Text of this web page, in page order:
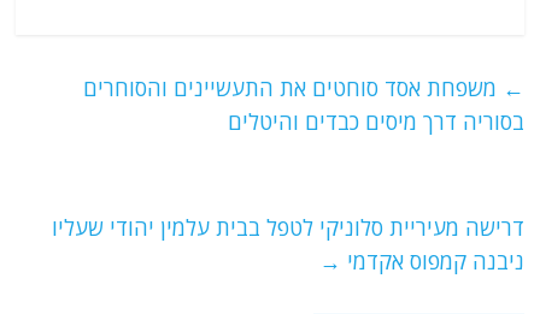
s
A
g
ra
l
er
e
b
k
← משפחת אסד סוחטים את התעשיינים והסוחרים
בסוריה דרך מיסים כבדים והיטלים
דרישה מעיריית סלוניקי לטפל בבית עלמין יהודי שעליו
ניבנה קמפוס אקדמי →